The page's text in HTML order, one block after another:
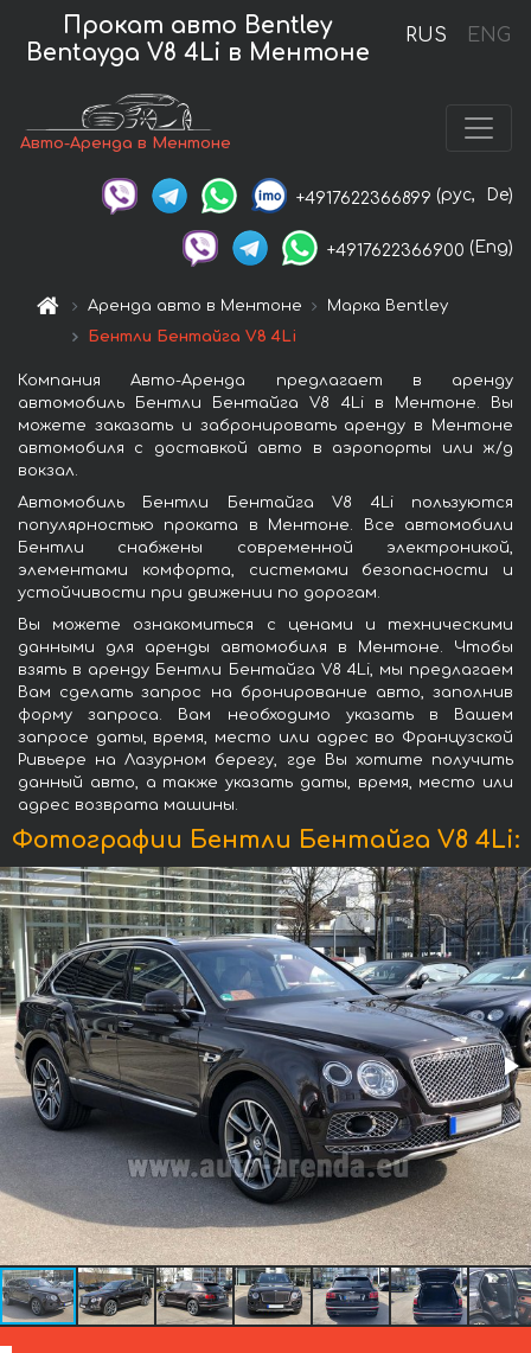
RUS ENG
Прокат авто Bentley
Bentayga V8 4Li в Ментоне
Авто-Аренда в Ментоне
+4917622366899 (рус, De)
+4917622366900 (Eng)
Аренда авто в Ментоне
Марка Bentley
Бентли Бентайга V8 4Li
Компания Авто-Аренда предлагает в аренду
автомобиль Бентли Бентайга V8 4Li в Ментоне. Вы
можете заказать и забронировать аренду в Ментоне
автомобиля с доставкой авто в аэропорты или ж/д
вокзал.
Автомобиль Бентли Бентайга V8 4Li пользуются
популярностью проката в Ментоне. Все автомобили
Бентли снабжены современной электроникой,
элементами комфорта, системами безопасности и
устойчивости при движении по дорогам.
Вы можете ознакомиться с ценами и техническими
данными для аренды автомобиля в Ментоне. Чтобы
взять в аренду Бентли Бентайга V8 4Li, мы предлагаем
Вам сделать запрос на бронирование авто, заполнив
форму запроса. Вам необходимо указать в Вашем
запросе даты, время, место или адрес во Французской
Ривьере на Лазурном берегу, где Вы хотите получить
данный авто, а также указать даты, время, место или
адрес возврата машины.
Фотографии Бентли Бентайга V8 4Li: